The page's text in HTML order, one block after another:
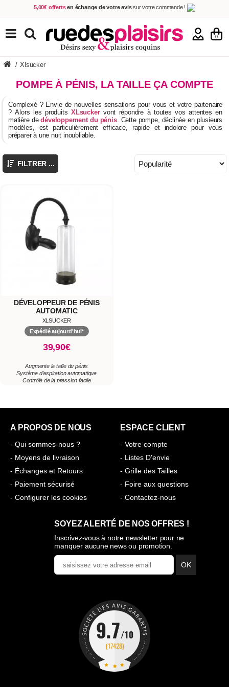
5,00€ offerts en échange de votre avissur votre commande !
Achetez aujourd'hui. Décidez quand payer !
Livraison en 48h
au prix de 2,90 € ! (Offerte dès 69,00€ d'achat)
0
TOUS NOS PRODUITS
/ Xlsucker
POMPE À PÉNIS, LA TAILLE ÇA COMPTE
Complexé ? Envie de nouvelles sensations pour vous et votre partenaire
? Alors les produits XLsuckervont répondre à toutes vos attentes en
matière dedéveloppement du pénis. Cette pompe, déclinée en plusieurs
modèles, est particulièrement efficace, rapide et indolore pour vous
préparer à une nuit inoubliable.
FILTRER ...
DÉVELOPPEUR DE PÉNIS
AUTOMATIC
XLSUCKER
Expédié aujourd'hui*
39,90€
Augmente la taille du pénis
Système d'aspiration automatique
Contrôle de la pression facile
A PROPOS DE NOUS
- Qui sommes-nous ?
- Moyens de livraison
- Échanges et Retours
- Paiement sécurisé
- Configurer les cookies
ESPACE CLIENT
- Votre compte
- Listes D'envie
- Grille des Tailles
- Foire aux questions
- Contactez-nous
SOYEZ ALERTÉ DE NOS OFFRES !
Inscrivez-vous à notre newsletter pour ne
manquer aucune news ou promotion.
OK